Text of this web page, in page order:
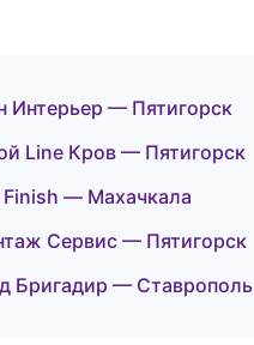
Интерьер — Пятигорск
Line Кров — Пятигорск
— Махачкала
Сервис — Пятигорск
Бригадир — Ставрополь